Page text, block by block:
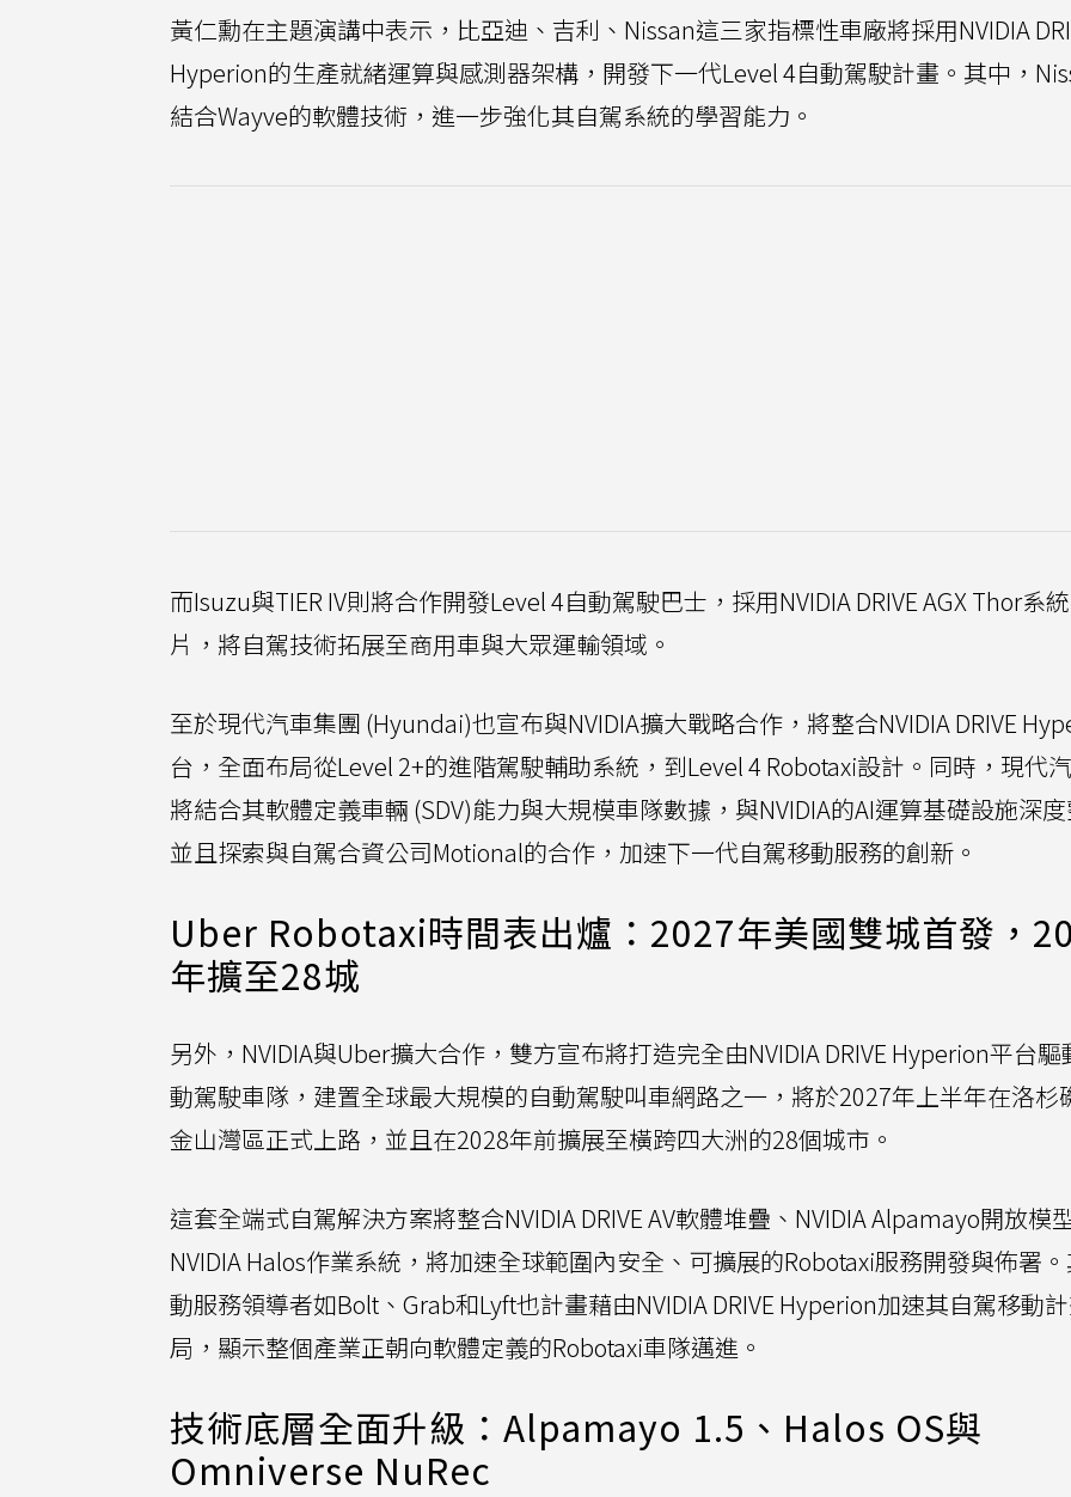
黃仁勳在主題演講中表示，比亞迪、吉利、Nissan這三家指標性車廠將採用NVIDIA
Hyperion的生產就緒運算與感測器架構，開發下一代Level 4自動駕駛計畫。其中，
結合Wayve的軟體技術，進一步強化其自駕系統的學習能力。
而Isuzu與TIER IV則將合作開發Level 4自動駕駛巴士，採用NVIDIA DRIVE AGX Thor系
片，將自駕技術拓展至商用車與大眾運輸領域。
至於現代汽車集團 (Hyundai)也宣布與NVIDIA擴大戰略合作，將整合NVIDIA DRIVE
台，全面布局從Level 2+的進階駕駛輔助系統，到Level 4 Robotaxi設計。同時，現代
將結合其軟體定義車輛 (SDV)能力與大規模車隊數據，與NVIDIA的AI運算基礎設施深
並且探索與自駕合資公司Motional的合作，加速下一代自駕移動服務的創新。
Uber Robotaxi時間表出爐：2027年美國雙城首發，
年擴至28城
另外，NVIDIA與Uber擴大合作，雙方宣布將打造完全由NVIDIA DRIVE Hyperion平台驅
動駕駛車隊，建置全球最大規模的自動駕駛叫車網路之一，將於2027年上半年在洛杉
金山灣區正式上路，並且在2028年前擴展至橫跨四大洲的28個城市。
這套全端式自駕解決方案將整合NVIDIA DRIVE AV軟體堆疊、NVIDIA Alpamayo開放模
NVIDIA Halos作業系統，將加速全球範圍內安全、可擴展的Robotaxi服務開發與佈署
動服務領導者如Bolt、Grab和Lyft也計畫藉由NVIDIA DRIVE Hyperion加速其自駕移動
局，顯示整個產業正朝向軟體定義的Robotaxi車隊邁進。
技術底層全面升級：Alpamayo 1.5、Halos OS與
Omniverse NuRec